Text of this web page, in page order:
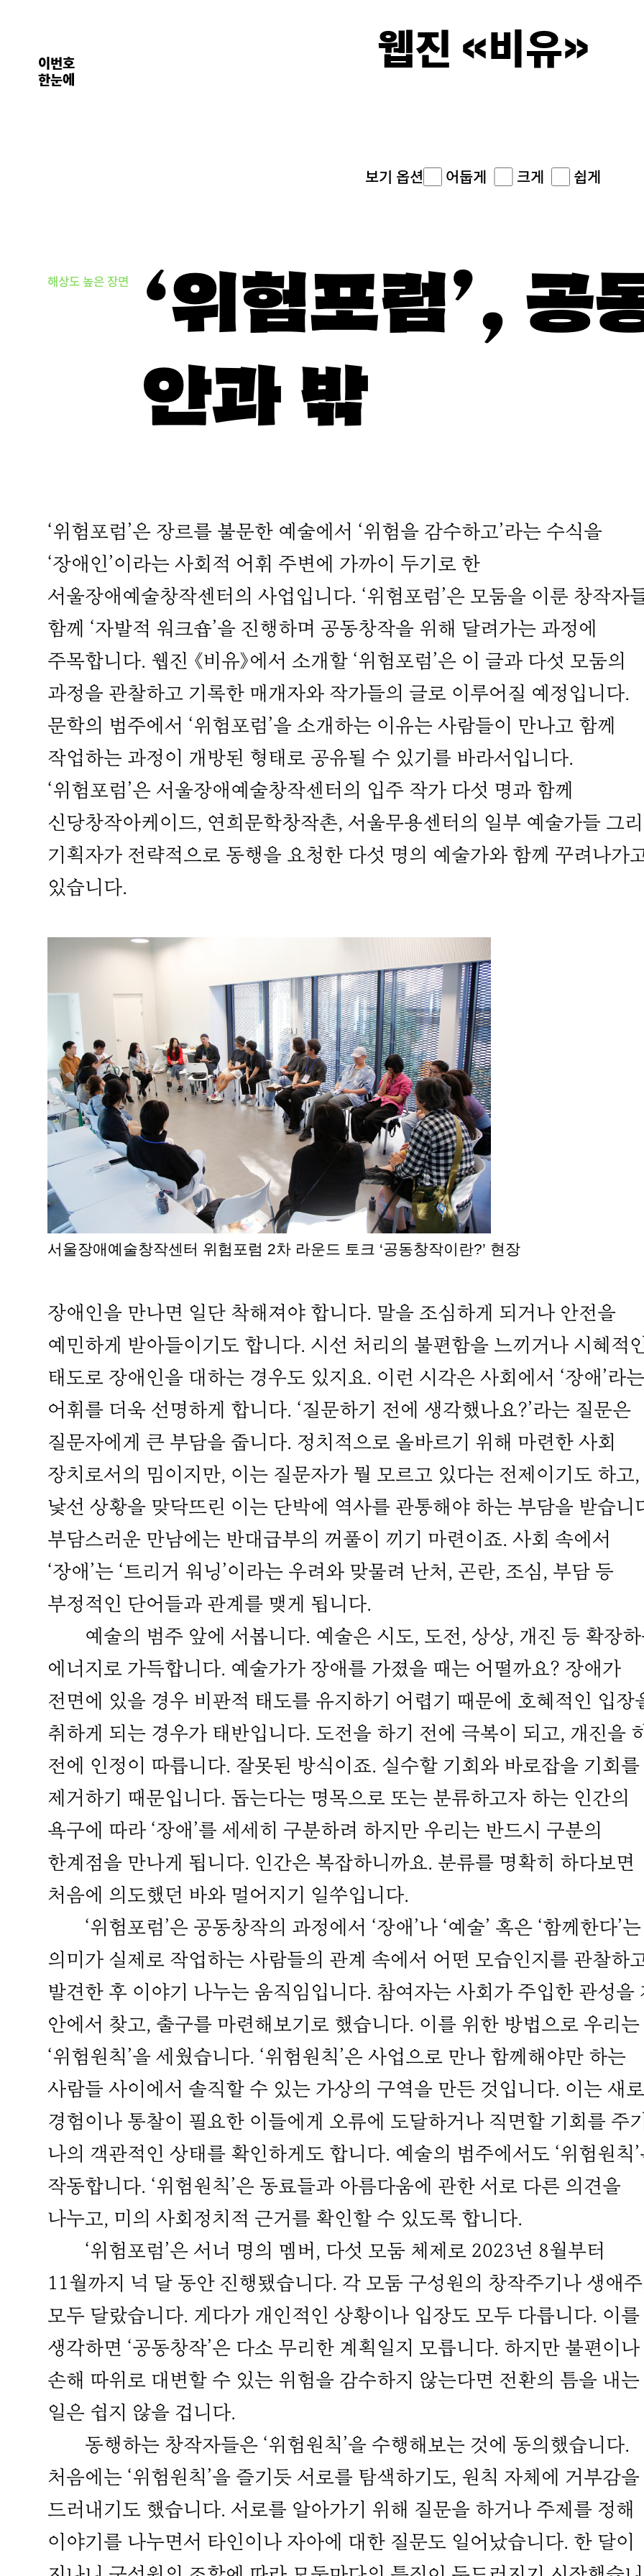
웹진 《비유》
이번호
한눈에
보기 옵션 어둡게 크게 쉽게
해상도 높은 장면
‘위험포럼’, 공
안과 밖
‘위험포럼’은 장르를 불문한 예술에서 ‘위험을 감수하고’라는 수식을
‘장애인’이라는 사회적 어휘 주변에 가까이 두기로 한
서울장애예술창작센터의 사업입니다. ‘위험포럼’은 모둠을 이룬 창작자
함께 ‘자발적 워크숍’을 진행하며 공동창작을 위해 달려가는 과정에
주목합니다. 웹진 《비유》에서 소개할 ‘위험포럼’은 이 글과 다섯 모둠의
과정을 관찰하고 기록한 매개자와 작가들의 글로 이루어질 예정입니다.
문학의 범주에서 ‘위험포럼’을 소개하는 이유는 사람들이 만나고 함께
작업하는 과정이 개방된 형태로 공유될 수 있기를 바라서입니다.
‘위험포럼’은 서울장애예술창작센터의 입주 작가 다섯 명과 함께
신당창작아케이드, 연희문학창작촌, 서울무용센터의 일부 예술가들 그
기획자가 전략적으로 동행을 요청한 다섯 명의 예술가와 함께 꾸려나가
있습니다.
서울장애예술창작센터 위험포럼 2차 라운드 토크 ‘공동창작이란?’ 현장
장애인을 만나면 일단 착해져야 합니다. 말을 조심하게 되거나 안전을
예민하게 받아들이기도 합니다. 시선 처리의 불편함을 느끼거나 시혜적
태도로 장애인을 대하는 경우도 있지요. 이런 시각은 사회에서 ‘장애’라는
어휘를 더욱 선명하게 합니다. ‘질문하기 전에 생각했나요?’라는 질문은
질문자에게 큰 부담을 줍니다. 정치적으로 올바르기 위해 마련한 사회
장치로서의 밈이지만, 이는 질문자가 뭘 모르고 있다는 전제이기도 하고,
낯선 상황을 맞닥뜨린 이는 단박에 역사를 관통해야 하는 부담을 받습니
부담스러운 만남에는 반대급부의 꺼풀이 끼기 마련이죠. 사회 속에서
‘장애’는 ‘트리거 워닝’이라는 우려와 맞물려 난처, 곤란, 조심, 부담 등
부정적인 단어들과 관계를 맺게 됩니다.
예술의 범주 앞에 서봅니다. 예술은 시도, 도전, 상상, 개진 등 확장
에너지로 가득합니다. 예술가가 장애를 가졌을 때는 어떨까요? 장애가
전면에 있을 경우 비판적 태도를 유지하기 어렵기 때문에 호혜적인 입장
취하게 되는 경우가 태반입니다. 도전을 하기 전에 극복이 되고, 개진을
전에 인정이 따릅니다. 잘못된 방식이죠. 실수할 기회와 바로잡을 기회를
제거하기 때문입니다. 돕는다는 명목으로 또는 분류하고자 하는 인간의
욕구에 따라 ‘장애’를 세세히 구분하려 하지만 우리는 반드시 구분의
한계점을 만나게 됩니다. 인간은 복잡하니까요. 분류를 명확히 하다보면
처음에 의도했던 바와 멀어지기 일쑤입니다.
‘위험포럼’은 공동창작의 과정에서 ‘장애’나 ‘예술’ 혹은 ‘함께한다’는
의미가 실제로 작업하는 사람들의 관계 속에서 어떤 모습인지를 관찰하
발견한 후 이야기 나누는 움직임입니다. 참여자는 사회가 주입한 관성을
안에서 찾고, 출구를 마련해보기로 했습니다. 이를 위한 방법으로 우리는
‘위험원칙’을 세웠습니다. ‘위험원칙’은 사업으로 만나 함께해야만 하는
사람들 사이에서 솔직할 수 있는 가상의 구역을 만든 것입니다. 이는 새
경험이나 통찰이 필요한 이들에게 오류에 도달하거나 직면할 기회를 주
나의 객관적인 상태를 확인하게도 합니다. 예술의 범주에서도 ‘위험원칙
작동합니다. ‘위험원칙’은 동료들과 아름다움에 관한 서로 다른 의견을
나누고, 미의 사회정치적 근거를 확인할 수 있도록 합니다.
‘위험포럼’은 서너 명의 멤버, 다섯 모둠 체제로 2023년 8월부터
11월까지 넉 달 동안 진행됐습니다. 각 모둠 구성원의 창작주기나 생애
모두 달랐습니다. 게다가 개인적인 상황이나 입장도 모두 다릅니다. 이를
생각하면 ‘공동창작’은 다소 무리한 계획일지 모릅니다. 하지만 불편이나
손해 따위로 대변할 수 있는 위험을 감수하지 않는다면 전환의 틈을 내는
일은 쉽지 않을 겁니다.
동행하는 창작자들은 ‘위험원칙’을 수행해보는 것에 동의했습니다.
처음에는 ‘위험원칙’을 즐기듯 서로를 탐색하기도, 원칙 자체에 거부감을
드러내기도 했습니다. 서로를 알아가기 위해 질문을 하거나 주제를 정해
이야기를 나누면서 타인이나 자아에 대한 질문도 일어났습니다. 한 달이